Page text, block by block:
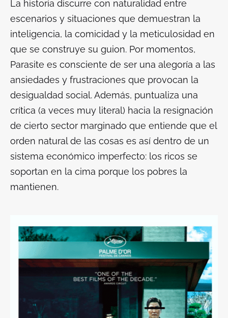
La historia discurre con naturalidad entre
escenarios y situaciones que demuestran la
inteligencia, la comicidad y la meticulosidad en
que se construye su guion. Por momentos,
Parasite es consciente de ser una alegoría a las
ansiedades y frustraciones que provocan la
desigualdad social. Además, puntualiza una
crítica (a veces muy literal) hacia la resignación
de cierto sector marginado que entiende que el
orden natural de las cosas es así dentro de un
sistema económico imperfecto: los ricos se
soportan en la cima porque los pobres la
mantienen.